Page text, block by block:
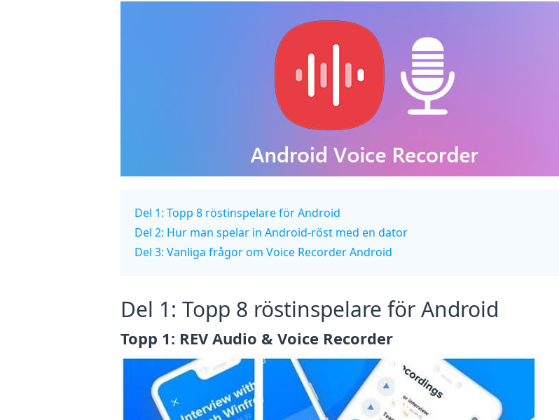
Del 1: Topp 8 röstinspelare för Android
Del 2: Hur man spelar in Android-röst med en dator
Del 3: Vanliga frågor om Voice Recorder Android
Del 1: Topp 8 röstinspelare för Android
Topp 1: REV Audio & Voice Recorder